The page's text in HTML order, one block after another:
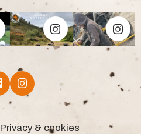
Privacy & cookies